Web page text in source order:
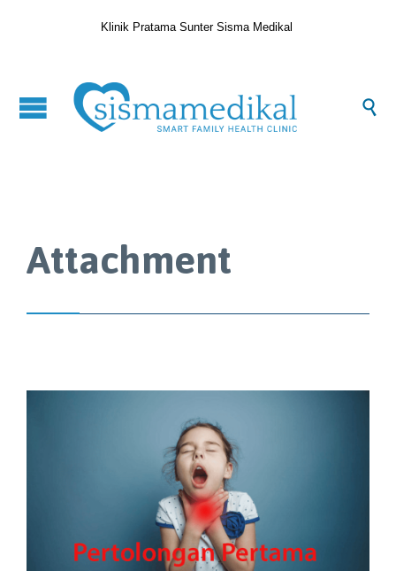
Klinik Pratama Sunter Sisma Medikal

Attachment